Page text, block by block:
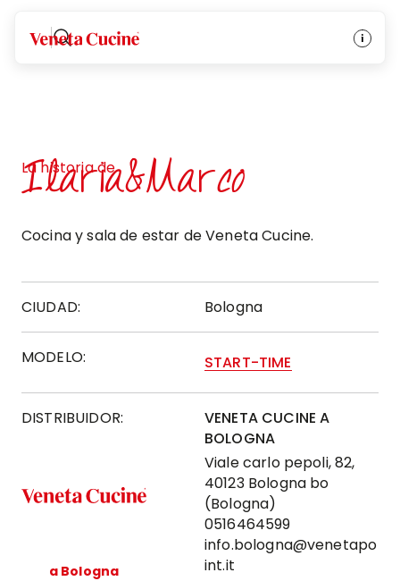
Veneta Cucine
La historia de
Ilaria&Marco
Cocina y sala de estar de Veneta Cucine.
CIUDAD: Bologna
MODELO: START-TIME
DISTRIBUIDOR:
a Bologna
VENETA CUCINE A
BOLOGNA
Viale carlo pepoli, 82,
40123 Bologna bo
(Bologna)
0516464599
info.bologna@venetapo
int.it